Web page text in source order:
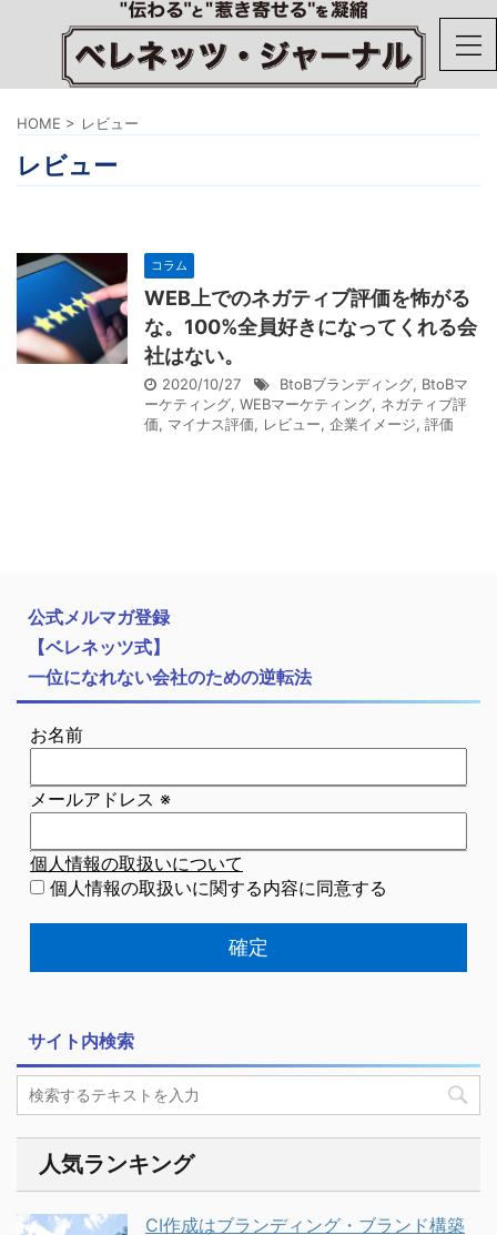
HOME > レビュー
レビュー
コラム
WEB上でのネガティブ評価を怖がる
な。100%全員好きになってくれる会
社はない。
2020/10/27 BtoBブランディング, BtoBマ
ーケティング, WEBマーケティング, ネガティブ評
価, マイナス評価, レビュー, 企業イメージ, 評価
公式メルマガ登録
【ベレネッツ式】
一位になれない会社のための逆転法
お名前
メールアドレス ※
個人情報の取扱いについて
個人情報の取扱いに関する内容に同意する
サイト内検索
人気ランキング
CI作成はブランディング・ブランド構築